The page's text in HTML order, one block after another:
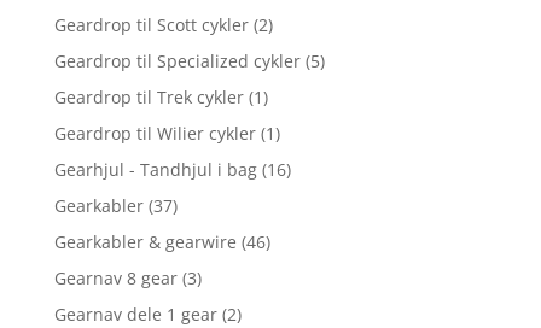
Geardrop til Scott cykler (2)
Geardrop til Specialized cykler (5)
Geardrop til Trek cykler (1)
Geardrop til Wilier cykler (1)
Gearhjul - Tandhjul i bag (16)
Gearkabler (37)
Gearkabler & gearwire (46)
Gearnav 8 gear (3)
Gearnav dele 1 gear (2)